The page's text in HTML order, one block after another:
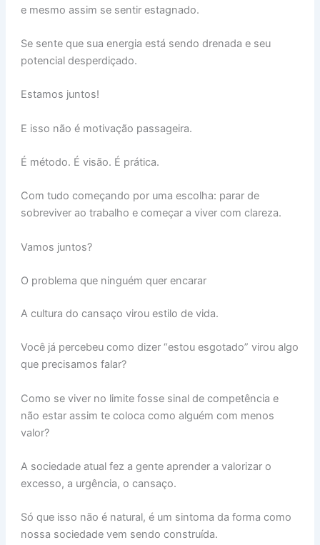
e mesmo assim se sentir estagnado.
Se sente que sua energia está sendo drenada e seu
potencial desperdiçado.
Estamos juntos!
E isso não é motivação passageira.
É método. É visão. É prática.
Com tudo começando por uma escolha: parar de
sobreviver ao trabalho e começar a viver com clareza.
Vamos juntos?
O problema que ninguém quer encarar
A cultura do cansaço virou estilo de vida.
Você já percebeu como dizer “estou esgotado” virou algo
que precisamos falar?
Como se viver no limite fosse sinal de competência e
não estar assim te coloca como alguém com menos
valor?
A sociedade atual fez a gente aprender a valorizar o
excesso, a urgência, o cansaço.
Só que isso não é natural, é um sintoma da forma como
nossa sociedade vem sendo construída.